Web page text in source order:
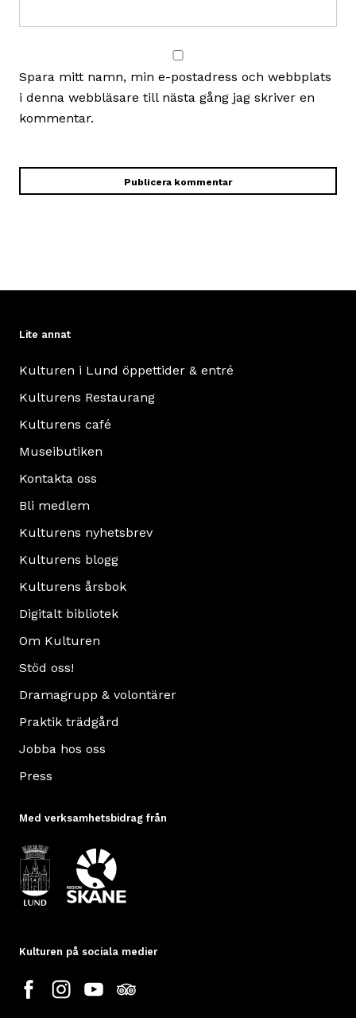
Spara mitt namn, min e-postadress och webbplats
i denna webbläsare till nästa gång jag skriver en
kommentar.
Lite annat
Kulturen i Lund öppettider & entré
Kulturens Restaurang
Kulturens café
Museibutiken
Kontakta oss
Bli medlem
Kulturens nyhetsbrev
Kulturens blogg
Kulturens årsbok
Digitalt bibliotek
Om Kulturen
Stöd oss!
Dramagrupp & volontärer
Praktik trädgård
Jobba hos oss
Press
Med verksamhetsbidrag från
Kulturen på sociala medier